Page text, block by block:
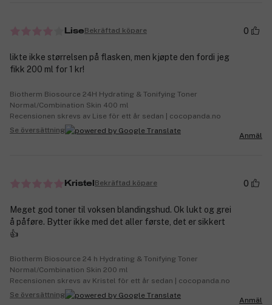
LiseBekräftad köpare 0
likte ikke størrelsen på flasken, men kjøpte den fordi jeg
fikk 200 ml for 1 kr!
Biotherm Biosource 24H Hydrating & Tonifying Toner
Normal/Combination Skin 400 ml
Recensionen skrevs av Lise för ett år sedan | cocopanda.no
Se översättning
Anmäl
Kristel Bekräftad köpare 0
Meget god toner til voksen blandingshud. Ok lukt og grei
å påføre. Bytter ikke med det aller første, det er sikkert
👍
Biotherm Biosource 24 h Hydrating & Tonifying Toner
Normal/Combination Skin 200 ml
Recensionen skrevs av Kristel för ett år sedan | cocopanda.no
Se översättning
Anmäl